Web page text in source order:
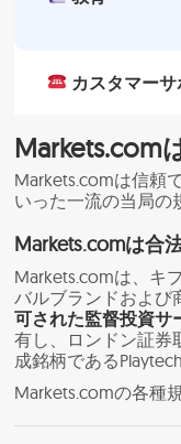
カスタマーサ
Markets.com
Markets.comは信頼
いった一流の当局の
Markets.comは合
Markets.comは、キ
バルブランドおよび
可された監督投資サ
有し、ロンドン証券
成銘柄である
Markets.comの各種